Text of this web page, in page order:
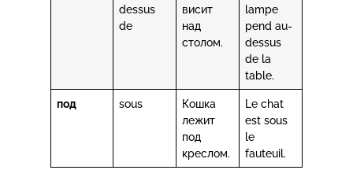
dessus
de
висит
над
столом.
lampe
pend au-
dessus
de la
table.
под sous
Кошка
лежит
под
креслом.
Le chat
est sous
le
fauteuil.